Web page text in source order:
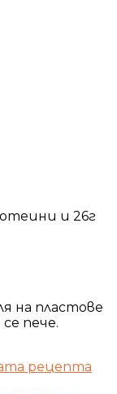
и 26г
на пластове
пече.
рецепта